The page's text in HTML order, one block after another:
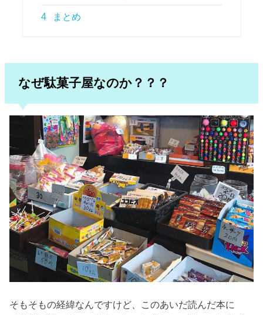
4 まとめ
なぜ駄菓子屋なのか？？？
そもそもの経緯なんですけど、このあいだ読んだ本に